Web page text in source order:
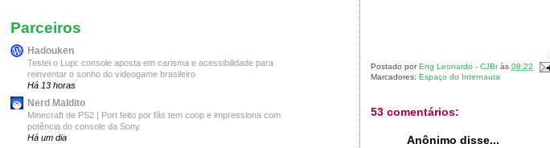
Postado porEng Leonardo - CJBràs08:22
Marcadores:Espaço do Internauta
53 comentários:
Anônimo disse...
Parceiros
Hadouken
Testei o Lupi: console aposta em carisma e acessibilidade para
reinventar o sonho do videogame brasileiro
Há 13 horas
Nerd Maldito
Minecraft de PS2 | Port feito por fãs tem coop e impressiona com
potência do console da Sony
Há um dia